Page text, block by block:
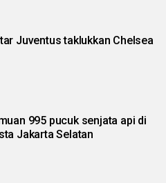
Juventus taklukkan Chelsea
995 pucuk senjata api di
Jakarta Selatan